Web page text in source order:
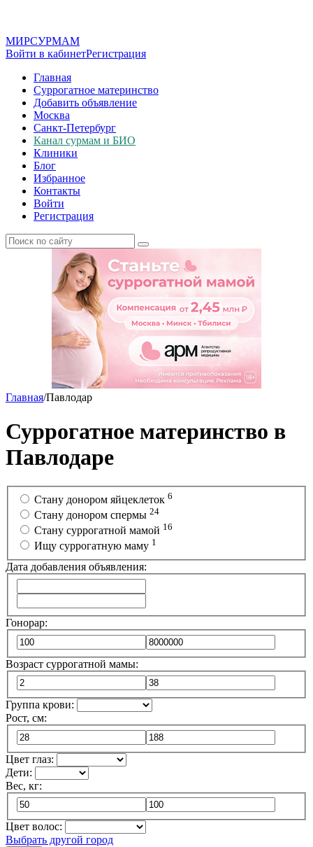
МИРСУРМАМ
Войти в кабинетРегистрация
Главная
Суррогатное материнство
Добавить объявление
Москва
Санкт-Петербург
Канал сурмам и БИО
Клиники
Блог
Избранное
Контакты
Войти
Регистрация
Главная/Павлодар
Суррогатное материнство в
Павлодаре
Стану донором яйцеклеток 6
Стану донором спермы 24
Cтану суррогатной мамой 16
Ищу суррогатную маму 1
Дата добавления объявления:
Гонорар:
Возраст суррогатной мамы:
Группа крови:
Рост, см:
Цвет глаз:
Дети:
Вес, кг:
Цвет волос:
Выбрать другой город